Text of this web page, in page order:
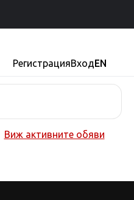
РегистрацияВходEN
Виж активните обяви